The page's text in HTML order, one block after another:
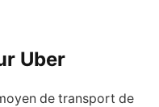
Uber
de transport de